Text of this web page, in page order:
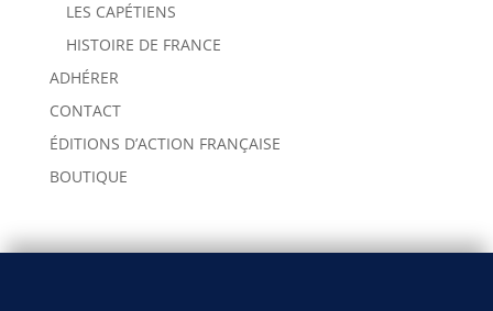
LES CAPÉTIENS
HISTOIRE DE FRANCE
ADHÉRER
CONTACT
ÉDITIONS D’ACTION FRANÇAISE
BOUTIQUE